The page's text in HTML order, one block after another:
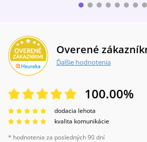
Overené
Ďalšie hodnotenia
100.00%
dodacia lehota
kvalita komunikácie
* hodnotenia za posledných 90 dní